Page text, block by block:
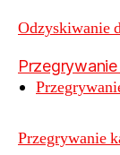
Odzyskiwanie
Przegrywanie